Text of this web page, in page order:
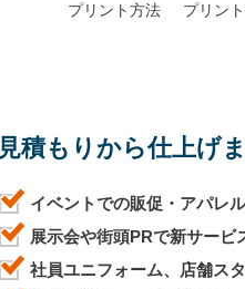
プリント方法 プリン
見積もりから仕上げ
イベントでの販促・アパレ
展示会や街頭PRで新サービ
社員ユニフォーム、店舗ス